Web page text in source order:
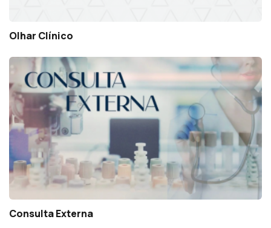
Olhar Clínico
Consulta Externa